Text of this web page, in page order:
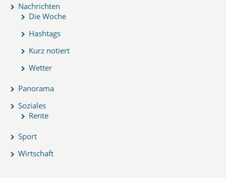
Nachrichten
Die Woche
Hashtags
Kurz notiert
Wetter
Panorama
Soziales
Rente
Sport
Wirtschaft